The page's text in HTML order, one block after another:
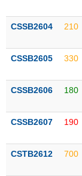
CSSB2604 210
CSSB2605 330
CSSB2606 180
CSSB2607 190
CSTB2612 700
SẢN
Mã
chứng
(-)
Cổ
đạo
(-)